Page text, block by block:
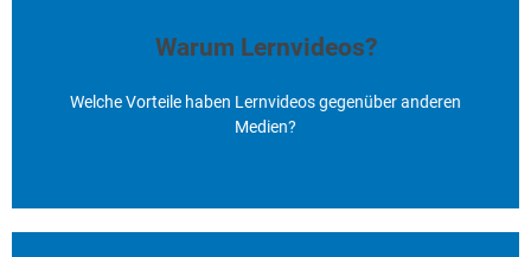
Warum Lernvideos?
Welche Vorteile haben Lernvideos gegenüber anderen
Medien?
Erfahren Sie mehr ...
Hier klicken